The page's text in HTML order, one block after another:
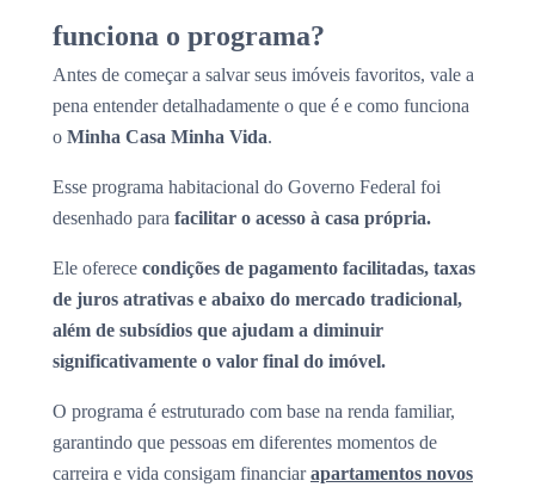
funciona o programa?
Antes de começar a salvar seus imóveis favoritos, vale a
pena entender detalhadamente o que é e como funciona
o Minha Casa Minha Vida.
Esse programa habitacional do Governo Federal foi
desenhado para facilitar o acesso à casa própria.
Ele oferece condições de pagamento facilitadas, taxas
de juros atrativas e abaixo do mercado tradicional,
além de subsídios que ajudam a diminuir
significativamente o valor final do imóvel.
O programa é estruturado com base na renda familiar,
garantindo que pessoas em diferentes momentos de
carreira e vida consigam financiarapartamentos novos